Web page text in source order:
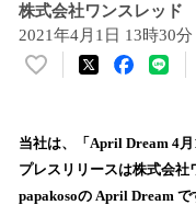
株式会社ワンスレッド
2021年4月1日 13時30分
い
！
数
を
当社は、「April Dream 4
プレスリリースは株式会
papakosoの April Dream で